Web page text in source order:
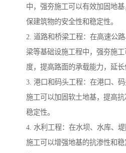
中，强夯施工可以有效加固地
保建筑物的安全性和稳定性。
2. 道路和桥梁工程：在高速公
梁等基础设施工程中，强夯施
度，提高路面的承载能力，延长
3. 港口和码头工程：在港口、
施工可以加固软土地基，提高
稳定性。
4. 水利工程：在水坝、水库、
施工可以增强地基的抗渗性和